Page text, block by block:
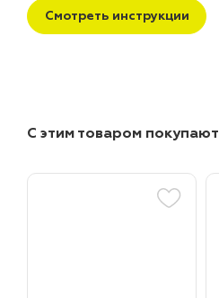
Смотреть инструкции
С этим товаром покупают